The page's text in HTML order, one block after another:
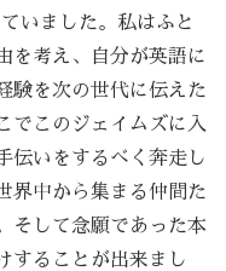
いました。私はふと
を考え、自分が英語に
験を次の世代に伝えた
でこのジェイムズに入
伝いをするべく奔走し
界中から集まる仲間た
そして念願であった本
することが出来まし